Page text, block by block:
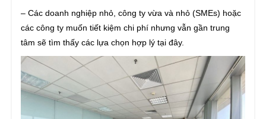
– Các doanh nghiệp nhỏ, công ty vừa và nhỏ (SMEs) hoặc
các công ty muốn tiết kiệm chi phí nhưng vẫn gần trung
tâm sẽ tìm thấy các lựa chọn hợp lý tại đây.